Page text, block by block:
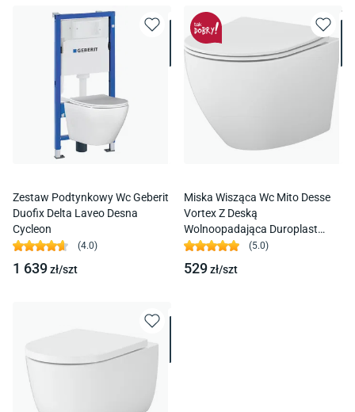
Zestaw Podtynkowy Wc Geberit
Duofix Delta Laveo Desna
Cycleon
(4.0)
1 639zł/szt
Miska Wisząca Wc Mito Desse
Vortex Z Deską
Wolnoopadająca Duroplast
S4024-001
(5.0)
529zł/szt